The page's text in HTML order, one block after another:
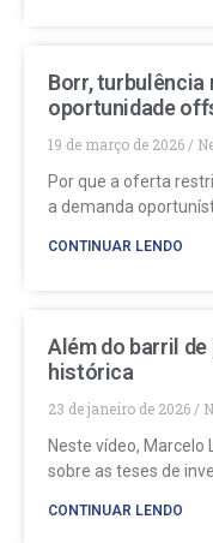
Borr, turbulência
oportunidade
19 de março de 2026
Por que a oferta
a demanda
CONTINUAR LENDO
Além do barril
histórica
23 de janeiro de 2026
Neste vídeo, Marcelo
sobre as teses de
CONTINUAR LENDO